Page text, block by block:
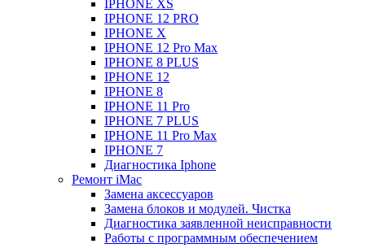
IPHONE XS
IPHONE 12 PRO
IPHONE X
IPHONE 12 Pro Max
IPHONE 8 PLUS
IPHONE 12
IPHONE 8
IPHONE 11 Pro
IPHONE 7 PLUS
IPHONE 11 Pro Max
IPHONE 7
Диагностика Iphone
Ремонт iMac
Замена аксессуаров
Замена блоков и модулей. Чистка
Диагностика заявленной неисправности
Работы с программным обеспечением